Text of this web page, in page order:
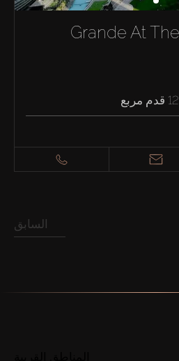
Grande At
قدم مربع
السابق